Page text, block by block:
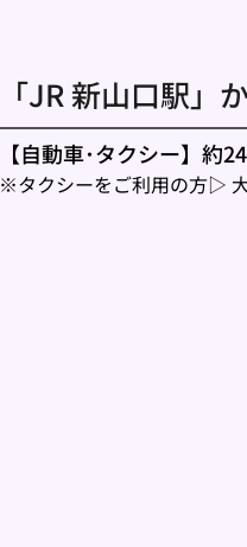
「JR 新山口駅」
【自動車･タクシー】約
※タクシーをご利用の方▷